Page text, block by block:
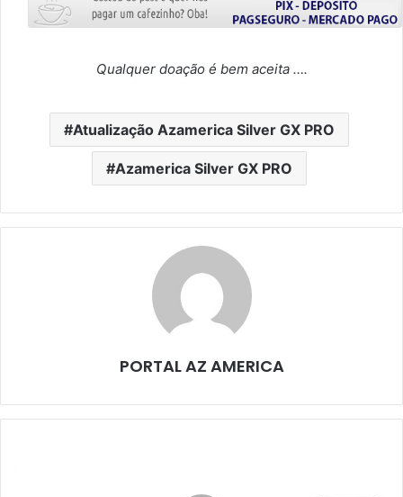
Qualquer doação é bem aceita ….
Atualização Azamerica Silver GX PRO
Azamerica Silver GX PRO
PORTAL AZ AMERICA